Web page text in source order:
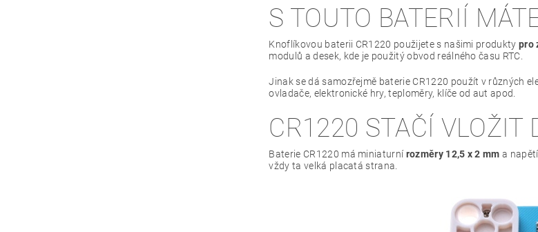
S TOUTO BATERIÍ
Knoflíkovou baterii CR1220 použijete s našimi produktypro
modulů a desek, kde je použitý obvod reálného času RTC.
Jinak se dá samozřejmě baterie CR1220 použít v různých
ovladače, elektronické hry, teploměry, klíče od aut apod.
CR1220 STAČÍ VLOŽIT
Baterie CR1220 má miniaturní rozměry 12,5 x 2 mm a
vždy ta velká placatá strana.